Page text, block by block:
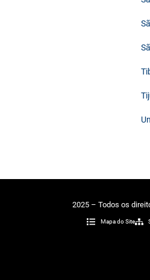
2025 – Todos os
Mapa do Site